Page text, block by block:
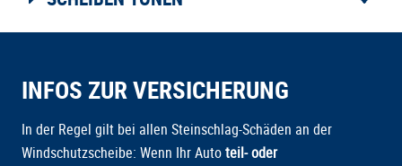
INFOS ZUR VERSICHERUNG
In der Regel gilt bei allen Steinschlag-Schäden an der
Windschutzscheibe: Wenn Ihr Auto teil- oder